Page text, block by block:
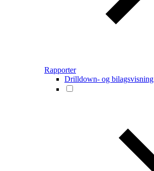
Rapporter
Drilldown- og bilagsvisning